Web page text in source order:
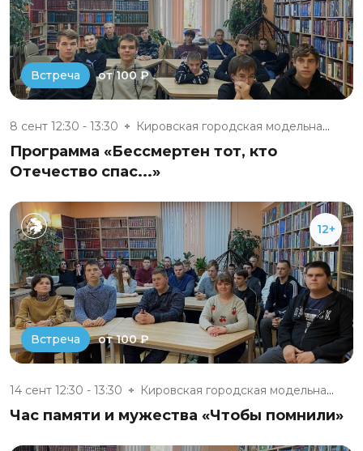
Встреча от 100 ₽
8 сент 12:30 - 13:30 Кировская городская модельная...
Программа «Бессмертен тот, кто
Отечество спас...»
12+
Встреча от 100 ₽
14 сент 12:30 - 13:30 Кировская городская модельная...
Час памяти и мужества «Чтобы помнили»